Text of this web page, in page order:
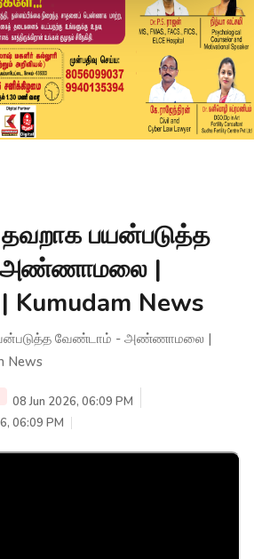
பயன்படுத்த
அண்ணாமலை |
Kumudam News
வேண்டாம் - அண்ணாமலை |
News
08 Jun 2026, 06:09 PM
06:09 PM